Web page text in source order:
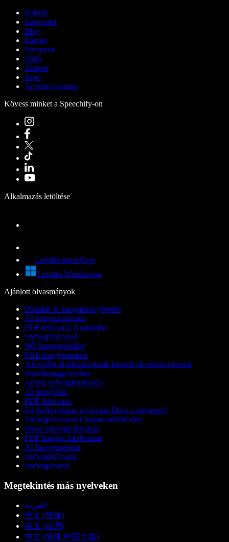
Rólunk
Kapcsolat
Blog
Karrier
Partnerek
Súgó
Állapot
Sajtó
Arculati csomag
Kövess minket a Speechify-on
Alkalmazás letöltése
Letöltés macOS-re
Letöltés Windowsra
Ajánlott olvasmányok
Diktálás és hangalapú gépelés
AI hangasszisztens
PDF-felolvasó Androidra
Szövegfelolvasó
Női hanggenerátor
Férfi hanggenerátor
A legjobb diszlexiásoknak készült olvasóprogramok
Robothanggenerátor
Anime szövegfelolvasás
AI hangváltó
PDF-felolvasó
Fel tudja olvasni a Google Docs a szöveget?
Szövegfelolvasó Chrome-bővítmény
Hindi szövegfelolvasás
PDF hangos felolvasása
AI hanggenerátor
Szövegből hang
Szövegolvasó
Megtekintés más nyelveken
العربية
中文 (简体)
中文 (台灣)
中文 (简体 中国大陆)